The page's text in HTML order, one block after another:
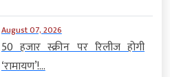
August 07, 2026
50 हजार स्क्रीन पर रिलीज होगी
‘रामायण’!...